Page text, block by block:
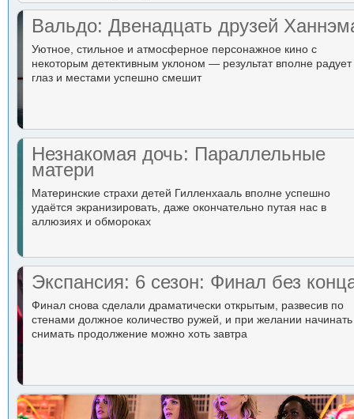
Вальдо: Двенадцать друзей
Уютное, стильное и атмосферное персонажное кино с
некоторым детективным уклоном — результат вполне радует
глаз и местами успешно смешит
Незнакомая дочь: Параллельные
матери
Материнские страхи детей Гилленхааль вполне успешно
удаётся экранизировать, даже окончательно путая нас в
аллюзиях и обмороках
Экспансия: 6 сезон: Финал без
Финал снова сделали драматически открытым, развесив по
стенами должное количество ружей, и при желании начинать
снимать продолжение можно хоть завтра